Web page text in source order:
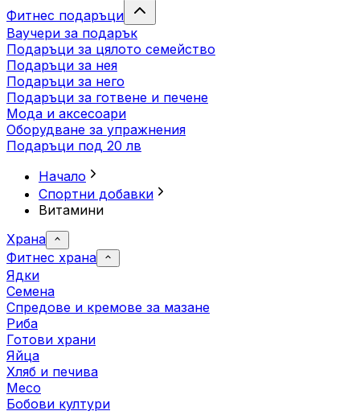
Фитнес подаръци
Ваучери за подарък
Подаръци за цялото семейство
Подаръци за нея
Подаръци за него
Подаръци за готвене и печене
Мода и аксесоари
Оборудване за упражнения
Подаръци под 20 лв
Начало
Спортни добавки
Витамини
Храна
Фитнес храна
Ядки
Семена
Спредове и кремове за мазане
Риба
Готови храни
Яйца
Хляб и печива
Месо
Бобови култури